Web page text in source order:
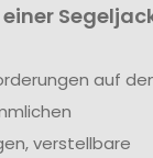
auf
verstellbare